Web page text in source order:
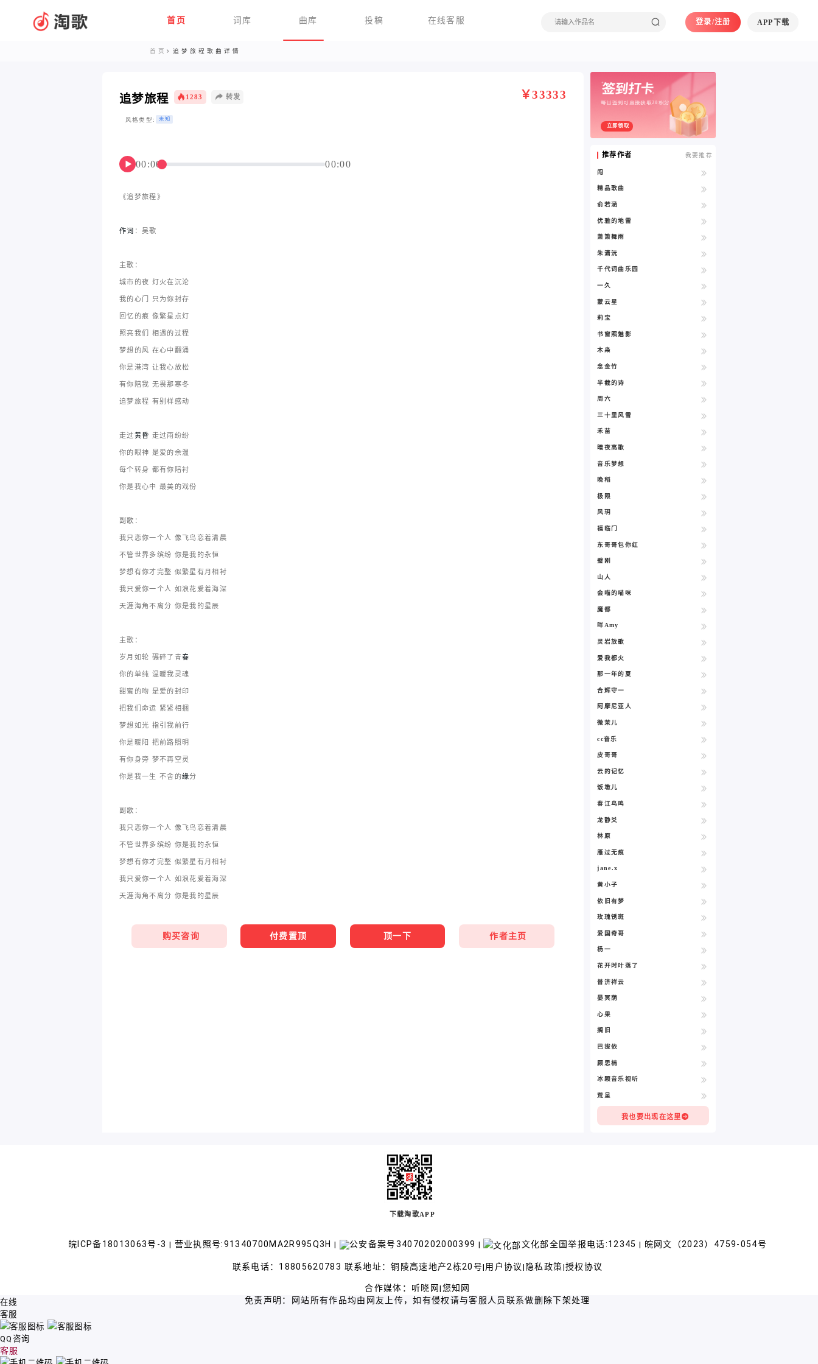
首页 词库 曲库 投稿 在线客服 登录/注册 APP下载
首页 追梦旅程歌曲详情
追梦旅程 1283 转发 ￥33333
风格类型: 未知
▶ 00:00 00:00
《追梦旅程》
作词 ：吴歌
主歌：
城市的夜 灯火在沉沦
我的心门 只为你封存
回忆的痕 像繁星点灯
照亮我们 相遇的过程
梦想的风 在心中翻涌
你是港湾 让我心放松
有你陪我 无畏那寒冬
追梦旅程 有别样感动
走过黄昏 走过雨纷纷
你的眼神 是爱的余温
每个转身 都有你陪衬
你是我心中 最美的戏份
副歌：
我只恋你一个人 像飞鸟恋着清晨
不管世界多缤纷 你是我的永恒
梦想有你才完整 似繁星有月相衬
我只爱你一个人 如浪花爱着海深
天涯海角不离分 你是我的星辰
主歌：
岁月如轮 碾碎了青春
你的单纯 温暖我灵魂
甜蜜的吻 是爱的封印
把我们命运 紧紧相捆
梦想如光 指引我前行
你是暖阳 把前路照明
有你身旁 梦不再空灵
你是我一生 不舍的缘分
副歌：
我只恋你一个人 像飞鸟恋着清晨
不管世界多缤纷 你是我的永恒
梦想有你才完整 似繁星有月相衬
我只爱你一个人 如浪花爱着海深
天涯海角不离分 你是我的星辰
购买咨询 付费置顶 顶一下 作者主页
每日签到可直接获取20积分
立即领取
推荐作者 我要推荐
闯
精品歌曲
俞若涵
优雅的地雷
萧箫舞雨
朱潇沅
千代词曲乐园
一久
蒙云星
莉宝
书窗照魅影
木枭
念金竹
半截的诗
周六
三十里风雪
禾苗
暗夜高歌
音乐梦想
晚稻
极限
风玥
福临门
东哥哥包你红
璧刚
山人
会喵的喵咪
魔都
咩Amy
灵岩放歌
爱我都火
那一年的夏
合辉守一
阿摩尼亚人
微茉儿
cc音乐
皮哥哥
云的记忆
饭墩儿
春江鸟鸣
龙静爻
林原
雁过无痕
jane.x
黄小子
依旧有梦
玫瑰锈斑
爱国奇哥
杨一
花开时叶落了
普济祥云
晏冥荫
心果
搁旧
巴拔依
顾思楠
冰颗音乐视听
荒呈
我也要出现在这里
下载淘歌APP
皖ICP备18013063号-3 | 营业执照号:91340700MA2R995Q3H | 公安备案号34070202000399 | 文化部全国举报电话:12345 | 皖网文（2023）4759-054号
联系电话：18805620783 联系地址：铜陵高速地产2栋20号| 用户协议 | 隐私政策|授权协议
合作媒体： 听晓网| 您知网
免责声明：网站所有作品均由网友上传，如有侵权请与客服人员联系做删除下架处理
在线
客服
QQ咨询
客服